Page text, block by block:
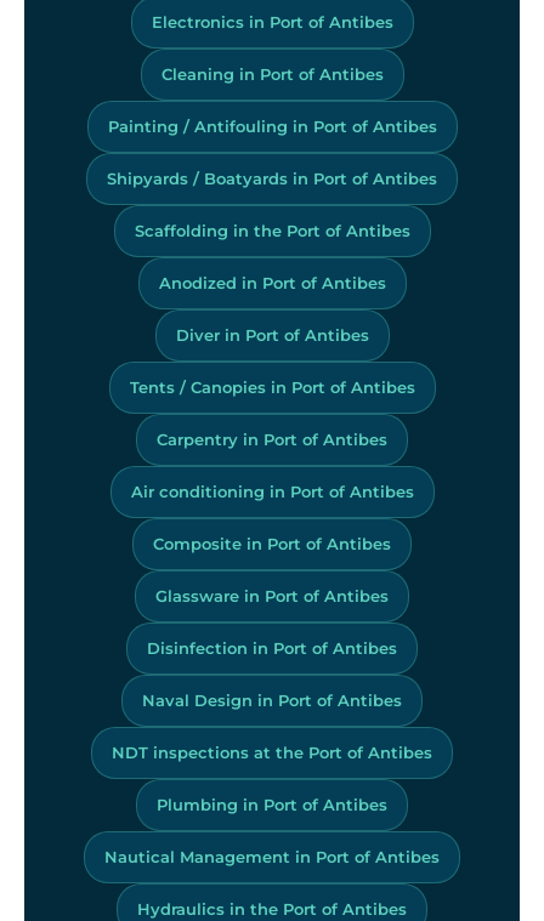
Electronics in Port of Antibes
Cleaning in Port of Antibes
Painting / Antifouling in Port of Antibes
Shipyards / Boatyards in Port of Antibes
Scaffolding in the Port of Antibes
Anodized in Port of Antibes
Diver in Port of Antibes
Tents / Canopies in Port of Antibes
Carpentry in Port of Antibes
Air conditioning in Port of Antibes
Composite in Port of Antibes
Glassware in Port of Antibes
Disinfection in Port of Antibes
Naval Design in Port of Antibes
NDT inspections at the Port of Antibes
Plumbing in Port of Antibes
Nautical Management in Port of Antibes
Hydraulics in the Port of Antibes